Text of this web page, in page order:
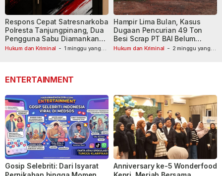
Hukum dan Kriminal - 1 minggu yang
Respons Cepat Satresnarkoba
Polresta Tanjungpinang, Dua
Pengguna Sabu Diamankan
Usai Dilaporkan ke Call Center
Hukum dan Kriminal - 2 minggu yang
Hampir Lima Bulan, Kasus
Dugaan Pencurian 49 Ton
Besi Scrap PT BAI Belum
Tetapkan Tersangka
ENTERTAINMENT
Gosip Selebriti: Dari Isyarat
Anniversary ke-5 Wonderfood